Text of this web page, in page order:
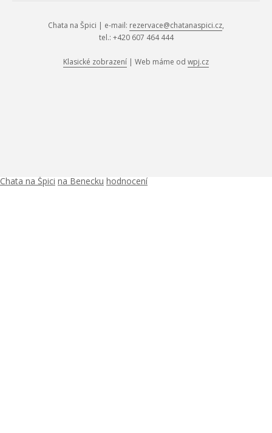
Chata na Špici | e-mail: rezervace@chatanaspici.cz,
tel.: +420 607 464 444
Klasické zobrazení | Web máme od wpj.cz
Chata na Špici na Benecku hodnocení